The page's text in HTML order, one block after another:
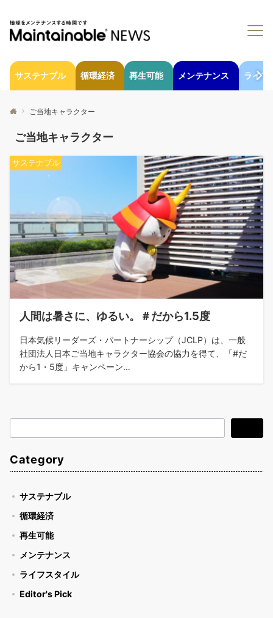
サステナブル 循環経済 再生可能 メンテナンス ライフ
ご当地キャラクター
ご当地キャラクター
サステナブル
人間は暑さに、ゆるい。＃だから1.5度
日本気候リーダーズ・パートナーシップ（JCLP）は、一般
社団法人日本ご当地キャラクター協会の協力を得て、「#だ
から1・5度」キャンペーン…
索
Category
サステナブル
循環経済
再生可能
メンテナンス
ライフスタイル
Editor's Pick